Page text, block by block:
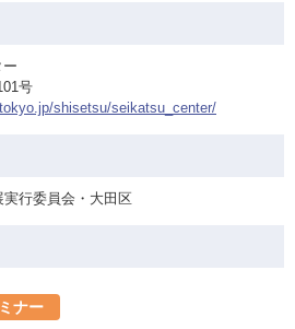
号
shisetsu/seikatsu_center/
行委員会・大田区
ナー